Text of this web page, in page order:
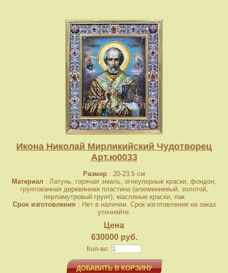
Икона Николай Мирликийский Чудотворец
Арт.ю0033
Размер : 20-23.5 см
Материал : Латунь, горячая эмаль, огнеупорные краски, фондон,
грунтованная деревянная пластина (алюминиевый, золотой,
перламутровый грунт), масляные краски, лак
Срок изготовления : Нет в наличии. Срок изготовления на заказ
уточняйте.
Цена
630000 руб.
Кол-во:
ДОБАВИТЬ В КОРЗИНУ